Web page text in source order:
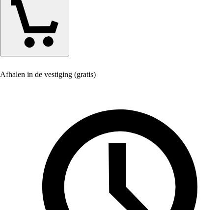
Afhalen in de vestiging (gratis)